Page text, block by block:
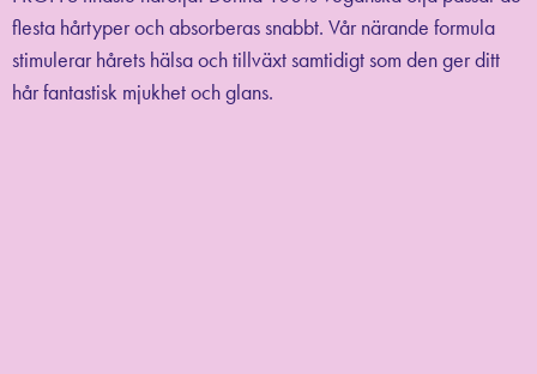
flesta hårtyper och absorberas snabbt. Vår närande formula
stimulerar hårets hälsa och tillväxt samtidigt som den ger ditt
hår fantastisk mjukhet och glans.